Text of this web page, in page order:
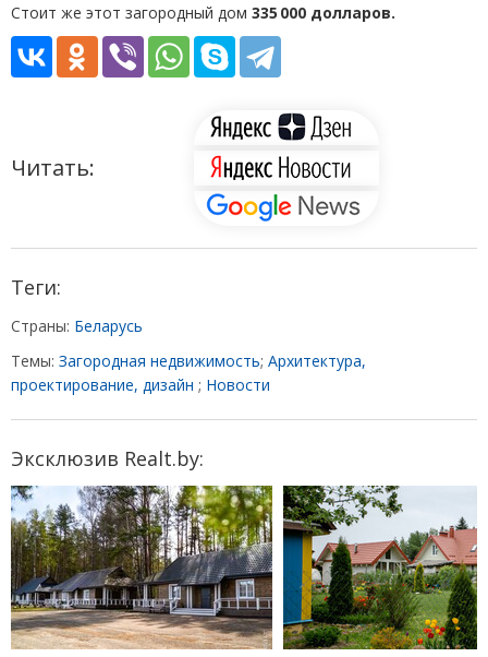
Стоит же этот загородный дом 335 000 долларов.
Читать:
Теги:
Страны: Беларусь
Темы: Загородная недвижимость; Архитектура,
проектирование, дизайн ; Новости
Эксклюзив Realt.by: